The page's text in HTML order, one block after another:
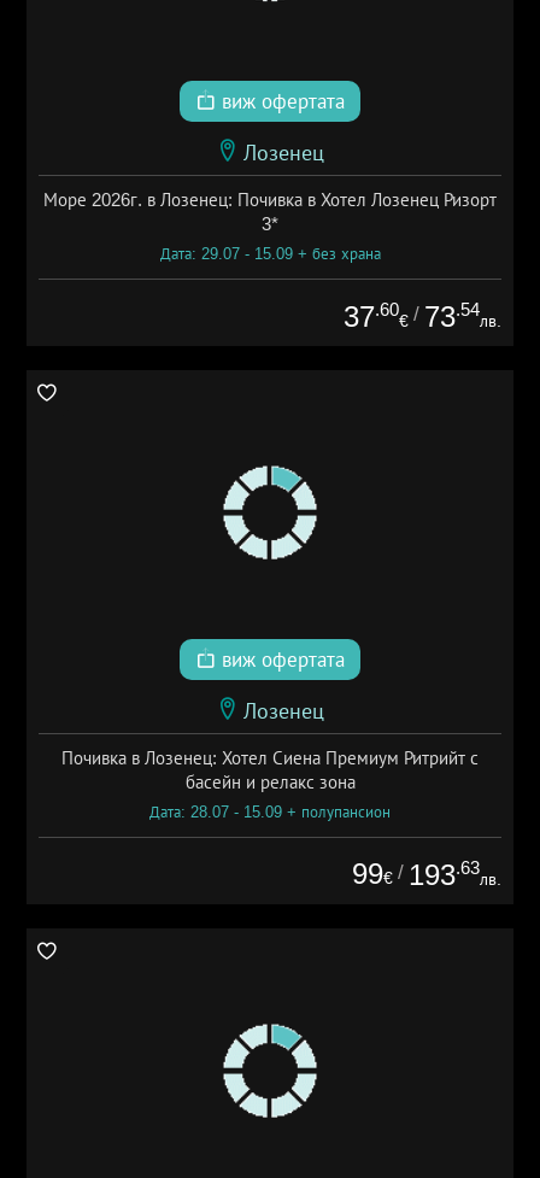
виж офертата
Лозенец
Море 2026г. в Лозенец: Почивка в Хотел Лозенец Ризорт
3*
Дата: 29.07 - 15.09 + без храна
37.60
€ / 73.54
лв.
виж офертата
Лозенец
Почивка в Лозенец: Хотел Сиена Премиум Ритрийт с
басейн и релакс зона
Дата: 28.07 - 15.09 + полупансион
99€ / 193.63
лв.